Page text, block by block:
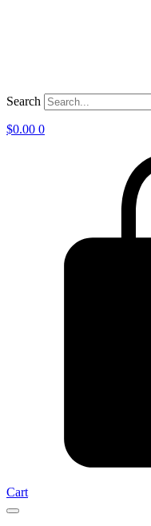
Search
$0.00 0
Cart